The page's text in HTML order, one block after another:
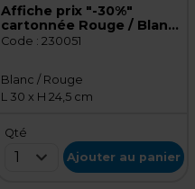
Affiche prix "-30%"
cartonnée Rouge / Blanc
30 x 24,5 cm - Affiche
Code : 230051
Blanc / Rouge
L 30 x H 24,5 cm
Qté
1 Ajouter au panier